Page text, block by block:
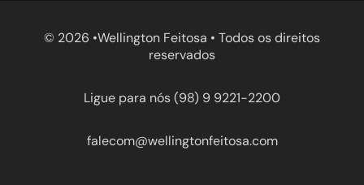
© 2026 •Wellington Feitosa • Todos os direitos
reservados
Ligue para nós (98) 9 9221-2200
falecom@wellingtonfeitosa.com